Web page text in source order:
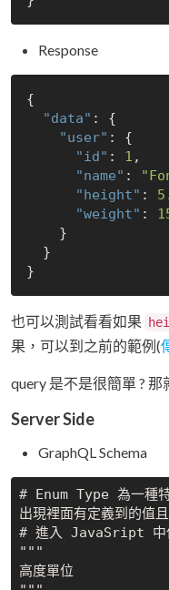
Response
{
"data" : {
"user" : {
"id" : 1 ,
"name" :
"height" :
"weight" :
也可以測試看看如果
果，可以到之前的範例(
query 是不是很簡單 ?
Server Side
GraphQL Schema
# Enum Type 為一種
出現裡面有定義到的值
# 進入 JavaSript 中
"""
高度單位